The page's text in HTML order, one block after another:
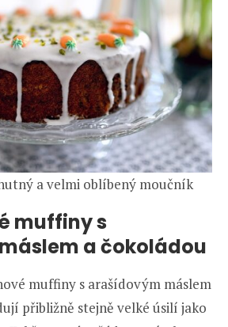
a velmi oblíbený moučník
muffiny s
a čokoládou
muffiny s arašídovým máslem
přibližně stejně velké úsilí jako